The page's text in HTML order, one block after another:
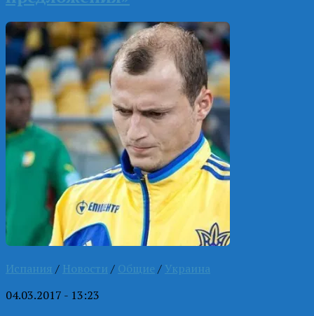
Испания / Новости / Общие / Украина
04.03.2017 - 13:23